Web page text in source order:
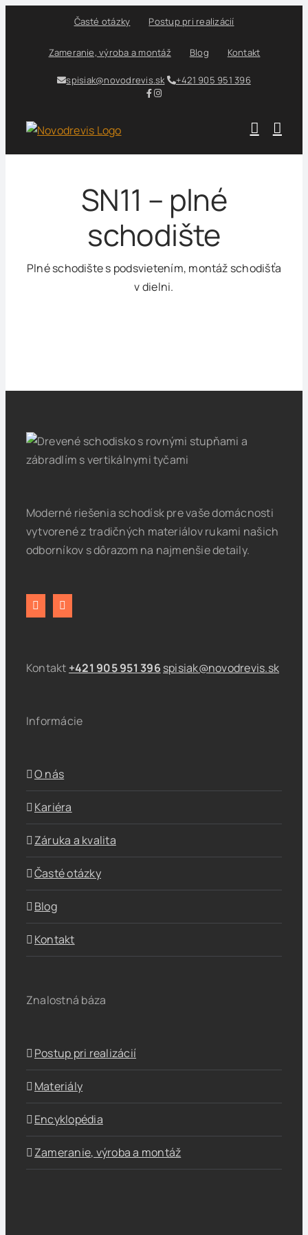
Časté otázky Postup pri realizácií
Zameranie, výroba a montáž Blog Kontakt
spisiak@novodrevis.sk +421 905 951 396
SN11 – plné
schodište
Plné schodište s podsvietením, montáž schodišťa
v dielni.
Moderné riešenia schodísk pre vaše domácnosti
vytvorené z tradičných materiálov rukami našich
odborníkov s dôrazom na najmenšie detaily.
Kontakt +421 905 951 396 spisiak@novodrevis.sk
Informácie
O nás
Kariéra
Záruka a kvalita
Časté otázky
Blog
Kontakt
Znalostná báza
Postup pri realizácií
Materiály
Encyklopédia
Zameranie, výroba a montáž